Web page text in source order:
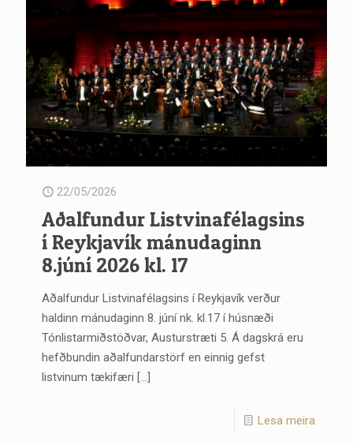
22/05/2026
Aðalfundur Listvinafélagsins
í Reykjavík mánudaginn
8.júní 2026 kl. 17
Aðalfundur Listvinafélagsins í Reykjavík verður
haldinn mánudaginn 8. júní nk. kl.17 í húsnæði
Tónlistarmiðstöðvar, Austurstræti 5. Á dagskrá eru
hefðbundin aðalfundarstörf en einnig gefst
listvinum tækifæri […]
Lesa meira